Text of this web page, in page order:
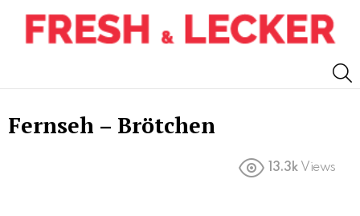
Fernseh – Brötchen
13.3k Views